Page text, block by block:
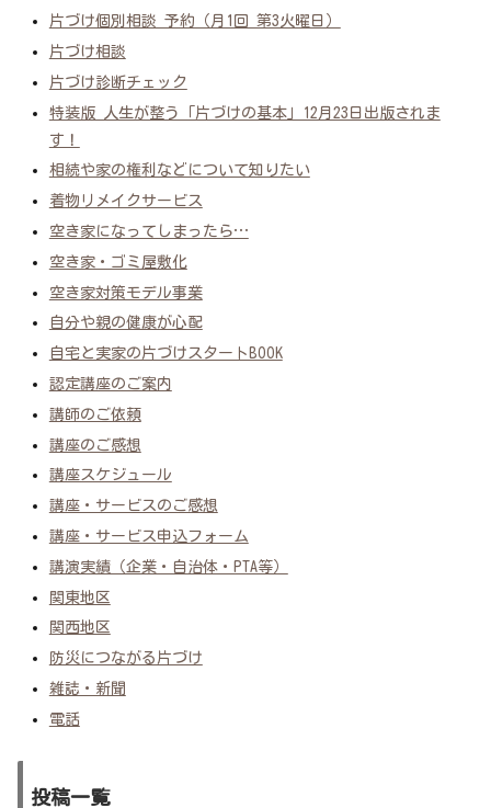
片づけ個別相談 予約（月1回 第3火曜日）
片づけ相談
片づけ診断チェック
特装版 人生が整う「片づけの基本」12月23日出版されま
す！
相続や家の権利などについて知りたい
着物リメイクサービス
空き家になってしまったら…
空き家・ゴミ屋敷化
空き家対策モデル事業
自分や親の健康が心配
自宅と実家の片づけスタートBOOK
認定講座のご案内
講師のご依頼
講座のご感想
講座スケジュール
講座・サービスのご感想
講座・サービス申込フォーム
講演実績（企業・自治体・PTA等）
関東地区
関西地区
防災につながる片づけ
雑誌・新聞
電話
投稿一覧